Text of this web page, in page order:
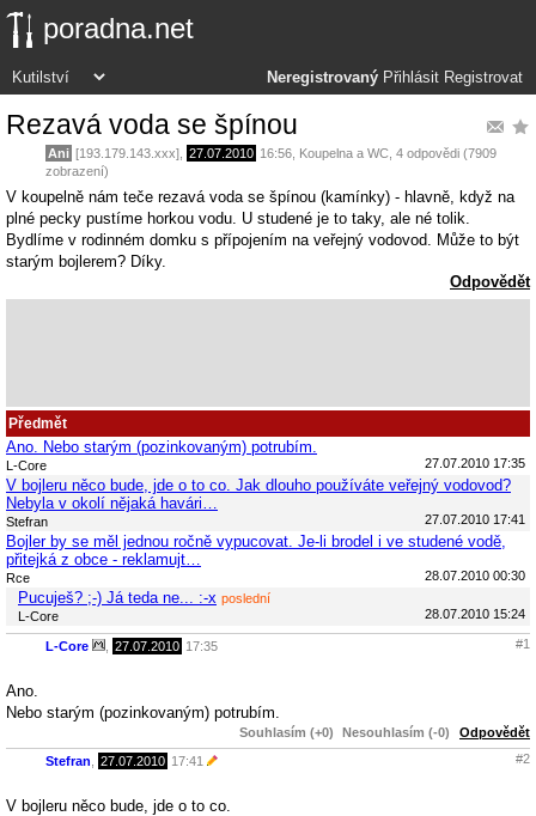
poradna.net
Neregistrovaný Přihlásit Registrovat
Rezavá voda se špínou
Ani [193.179.143.xxx], 27.07.2010 16:56 Koupelna a WC , 4 odpovědi (7909
zobrazení)
V koupelně nám teče rezavá voda se špínou (kamínky) - hlavně, když na
plné pecky pustíme horkou vodu. U studené je to taky, ale né tolik.
Bydlíme v rodinném domku s přípojením na veřejný vodovod. Může to být
starým bojlerem? Díky.
Odpovědět
Předmět
Ano. Nebo starým (pozinkovaným) potrubím.
L-Core 27.07.2010 17:35
V bojleru něco bude, jde o to co. Jak dlouho používáte veřejný vodovod?
Nebyla v okolí nějaká havári…
Stefran 27.07.2010 17:41
Bojler by se měl jednou ročně vypucovat. Je-li brodel i ve studené vodě,
přitejká z obce - reklamujt…
Rce 28.07.2010 00:30
Pucuješ? ;-) Já teda ne... :-x poslední
L-Core
28.07.2010 15:24
L-Core 27.07.2010 17:35 #1
Ano.
Nebo starým (pozinkovaným) potrubím.
Souhlasím (+0) Nesouhlasím (-0) Odpovědět
Stefran 27.07.2010 17:41 #2
V bojleru něco bude, jde o to co.